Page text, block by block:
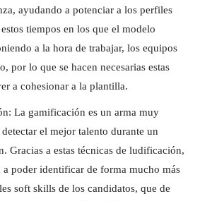
ayudando a potenciar a los perfiles
tiempos en los que el modelo
a la hora de trabajar, los equipos
por lo que se hacen necesarias estas
a cohesionar a la plantilla.
La gamificación es un arma muy
el mejor talento durante un
Gracias a estas técnicas de ludificación,
a poder identificar de forma mucho más
soft skills de los candidatos, que de